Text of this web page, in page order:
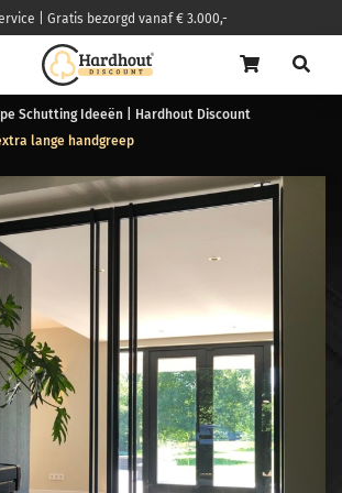
| Gratis bezorgd vanaf € 3.000,-
Schutting Ideeën | Hardhout Discount
lange handgreep